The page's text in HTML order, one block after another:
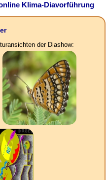
Klima-Diavorführung
der Diashow: